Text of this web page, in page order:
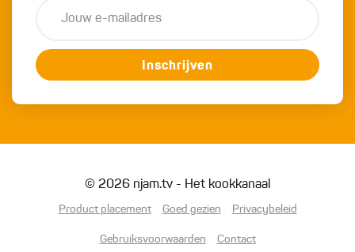
Inschrijven
© 2026 njam.tv - Het kookkanaal
Product placement Goed gezien Privacybeleid
Gebruiksvoorwaarden Contact